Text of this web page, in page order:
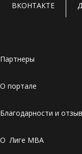
ВКОНТАКТЕ
Партнеры
О портале
Благодарности и
О Лиге MBA